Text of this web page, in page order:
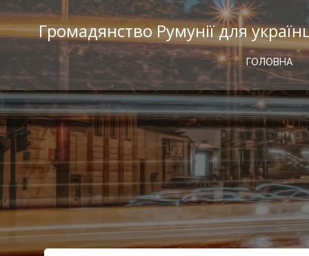
Перейти
к
содержимомуГромадянство Румунії для
ГОЛОВНА